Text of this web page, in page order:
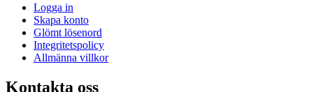
Logga in
Skapa konto
Glömt lösenord
Integritetspolicy
Allmänna villkor
Kontakta oss